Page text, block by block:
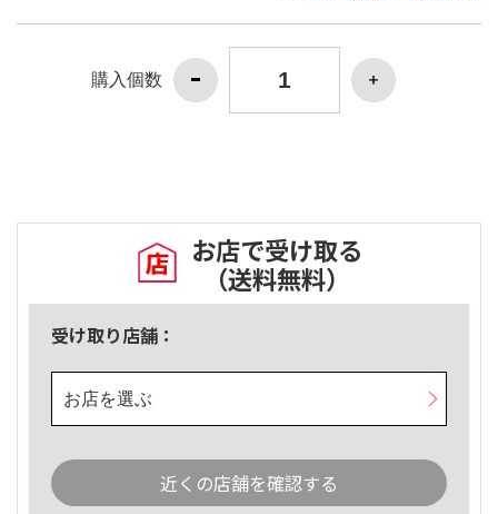
購入個数
お店で受け取る
（送料無料）
受け取り店舗：
お店を選ぶ
近くの店舗を確認する